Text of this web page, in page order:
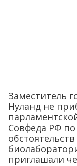
Заместитель
Нуланд не
Совфеда РФ
приглашали